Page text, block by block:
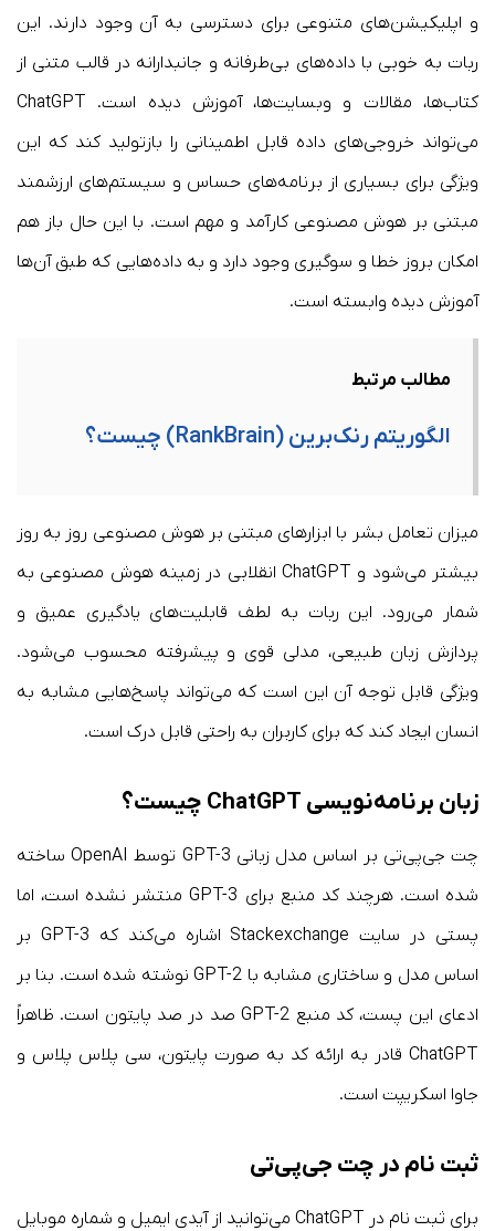
و اپلیکیشن‌های متنوعی برای دسترسی به آن وجود دارند. این
ربات به خوبی با داده‌های بی‌طرفانه و جانبدارانه در قالب متنی از
کتاب‌ها، مقالات و وبسایت‌ها، آموزش دیده است. ChatGPT
می‌تواند خروجی‌های داده قابل اطمینانی را بازتولید کند که این
ویژگی برای بسیاری از برنامه‌های حساس و سیستم‌های ارزشمند
مبتنی بر هوش مصنوعی کارآمد و مهم است. با این حال باز هم
امکان بروز خطا و سوگیری وجود دارد و به داده‌هایی که طبق آن‌ها
آموزش دیده وابسته است.
مطالب مرتبط
الگوریتم رنک‌برین (RankBrain) چیست؟
میزان تعامل بشر با ابزار‌های مبتنی بر هوش مصنوعی روز به روز
بیشتر می‌شود و ChatGPT انقلابی در زمینه هوش مصنوعی به
شمار می‌رود. این ربات به لطف قابلیت‌های یادگیری عمیق و
پردازش زبان طبیعی، مدلی قوی و پیشرفته محسوب می‌شود.
ویژگی قابل توجه آن این است که می‌تواند پاسخ‌هایی مشابه به
انسان ایجاد کند که برای کاربران به راحتی قابل درک است.
زبان برنامه‌نویسی ChatGPT چیست؟
چت جی‌پی‌تی بر اساس مدل زبانی GPT-3 توسط OpenAI ساخته
شده است. هرچند کد منبع برای GPT-3 منتشر نشده است، اما
پستی در سایت Stackexchange اشاره می‌کند که GPT-3 بر
اساس مدل و ساختاری مشابه با GPT-2 نوشته شده است. بنا بر
ادعای این پست، کد منبع GPT-2 صد در صد پایتون است. ظاهراً
ChatGPT قادر به ارائه کد به صورت پایتون، سی پلاس پلاس و
جاوا اسکریپت است.
ثبت نام در چت جی‌پی‌تی
برای ثبت نام در ChatGPT می‌توانید از آیدی ‌ایمیل و شماره موبایل